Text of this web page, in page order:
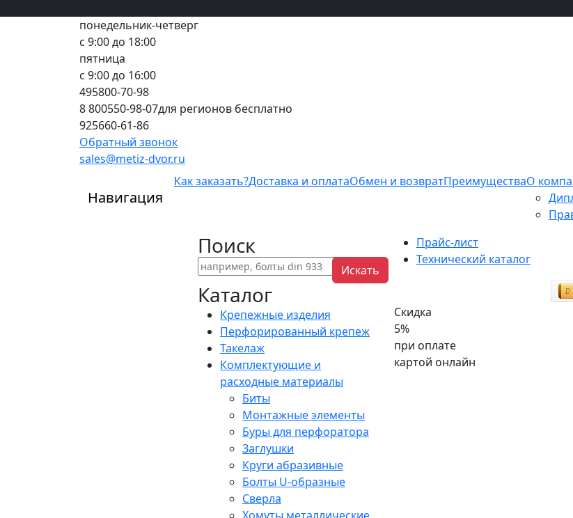
понедельник-четверг
с 9:00 до 18:00
пятница
с 9:00 до 16:00
495800-70-98
8 800550-98-07для регионов бесплатно
925660-61-86
Обратный звонок
sales@metiz-dvor.ru
Навигация
Как заказать?Доставка и оплатаОбмен и возвратПреимуществаО
Поиск
Искать
Каталог
Крепежные изделия
Перфорированный крепеж
Такелаж
Комплектующие и
расходные материалы
Биты
Монтажные элементы
Буры для перфоратора
Заглушки
Круги абразивные
Болты U-образные
Сверла
Прайс-лист
Технический каталог
Скидка
5%
при оплате
картой онлайн